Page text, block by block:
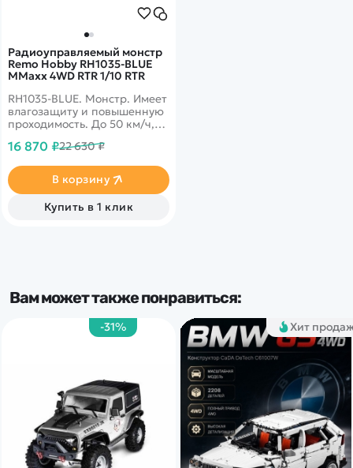
Радиоуправляемый монстр
Remo Hobby RH1035-BLUE
MMaxx 4WD RTR 1/10 RTR
RH1035-BLUE. Монстр. Имеет
влагозащиту и повышенную
проходимость. До 50 км/ч,
1:10
16 870 ₽22 630 ₽
В корзину
Купить в 1 клик
Вам может также понравиться:
Хит
-31%